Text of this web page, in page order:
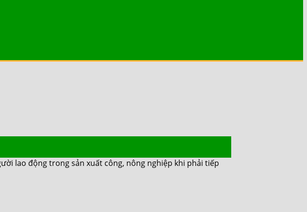
lao động trong sản xuất công, nông nghiệp khi phải tiếp